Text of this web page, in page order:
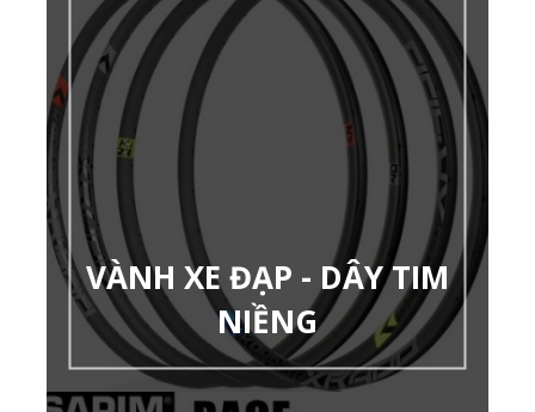
VÀNH XE ĐẠP - DÂY TIM
NIỀNG